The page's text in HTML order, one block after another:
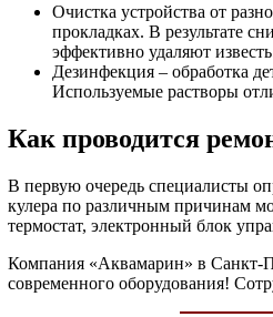
Очистка устройства от
прокладках. В результате
эффективно удаляют
Дезинфекция – обработка
Используемые растворы
Как проводится
В первую очередь специалисты
кулера по различным причинам
термостат, электронный блок
Компания «Аквамарин» в Санкт-
современного оборудования!